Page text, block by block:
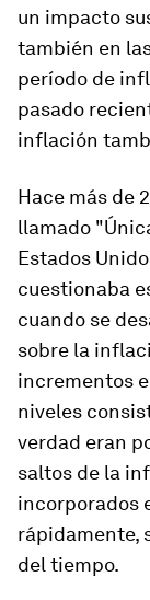
un impacto
también en
período de
pasado
inflación
Hace más de
llamado
Estados
cuestionaba
cuando se
sobre la
incrementos
niveles
verdad eran
saltos de la
incorporados
rápidamente,
del tiempo.